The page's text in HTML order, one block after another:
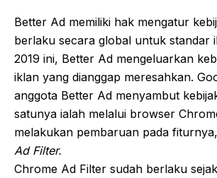
Better Ad memiliki hak mengatur
berlaku secara global untuk standar
2019 ini, Better Ad mengeluarkan
iklan yang dianggap meresahkan.
anggota Better Ad menyambut
satunya ialah melalui browser
melakukan pembaruan pada
Ad Filter.
Chrome Ad Filter sudah berlaku sejak